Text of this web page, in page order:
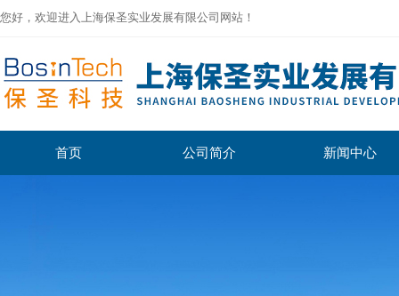
您好，欢迎进入上海保圣实业发展有限公司网站！
首页 公司简介 新闻中心